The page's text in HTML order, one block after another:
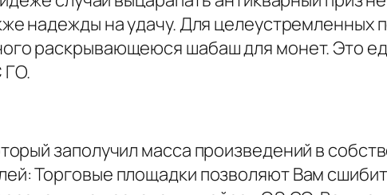
надежды на удачу. Для целеустремленных
раскрывающеюся шабаш для монет. Это
ГО.
заполучил масса произведений в
Торговые площадки позволяют Вам